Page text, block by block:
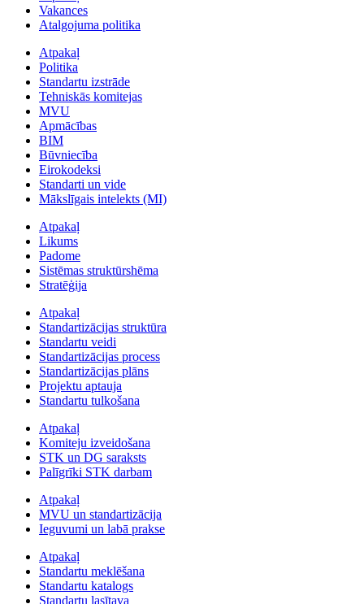
Vakances
Atalgojuma politika
Atpakaļ
Politika
Standartu izstrāde
Tehniskās komitejas
MVU
Apmācības
BIM
Būvniecība
Eirokodeksi
Standarti un vide
Mākslīgais intelekts (MI)
Atpakaļ
Likums
Padome
Sistēmas struktūrshēma
Stratēģija
Atpakaļ
Standartizācijas struktūra
Standartu veidi
Standartizācijas process
Standartizācijas plāns
Projektu aptauja
Standartu tulkošana
Atpakaļ
Komiteju izveidošana
STK un DG saraksts
Palīgrīki STK darbam
Atpakaļ
MVU un standartizācija
Ieguvumi un labā prakse
Atpakaļ
Standartu meklēšana
Standartu katalogs
Standartu lasītava